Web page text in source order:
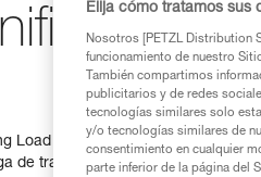
WLL?
Load Limit.
de trabajo máxima autorizada
Elija cómo tratamos sus
Nosotros [PETZL Distribution
funcionamiento de nuestro
También compartimos
publicitarios y de redes
tecnologías similares solo
y/o tecnologías similares de
consentimiento en cualquier
parte inferior de la página del